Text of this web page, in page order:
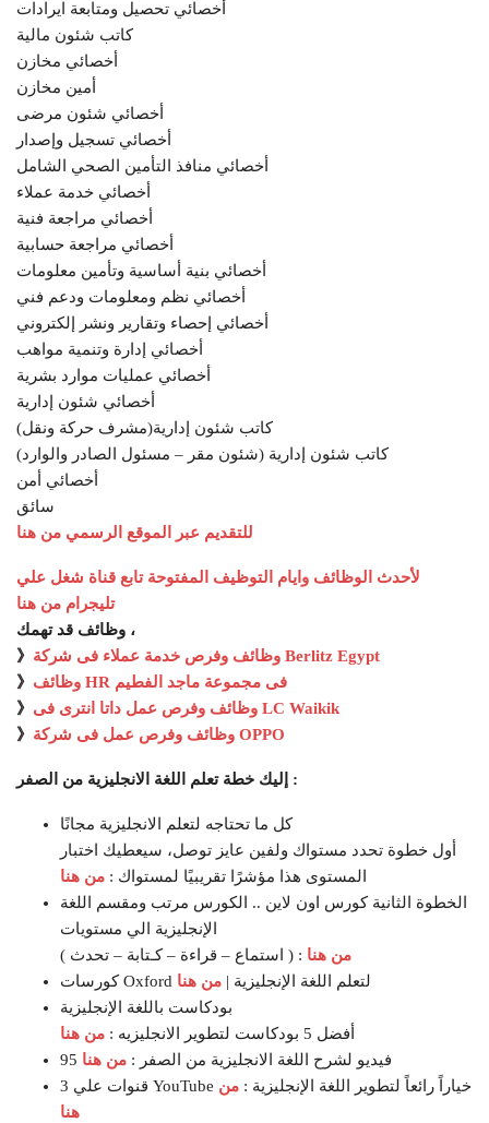
أخصائي تحصيل ومتابعة ايرادات
كاتب شئون مالية
أخصائي مخازن
أمين مخازن
أخصائي شئون مرضى
أخصائي تسجيل وإصدار
أخصائي منافذ التأمين الصحي الشامل
أخصائي خدمة عملاء
أخصائي مراجعة فنية
أخصائي مراجعة حسابية
أخصائي بنية أساسية وتأمين معلومات
أخصائي نظم ومعلومات ودعم فني
أخصائي إحصاء وتقارير ونشر إلكتروني
أخصائي إدارة وتنمية مواهب
أخصائي عمليات موارد بشرية
أخصائي شئون إدارية
كاتب شئون إدارية(مشرف حركة ونقل)
كاتب شئون إدارية (شئون مقر – مسئول الصادر والوارد)
أخصائي أمن
سائق
للتقديم عبر الموقع الرسمي من هنا
لأحدث الوظائف وايام التوظيف المفتوحة تابع قناة شغل علي
تليجرام من هنا
وظائف قد تهمك ،
》
وظائف وفرص خدمة عملاء فى شركة Berlitz Egypt
》
وظائف HR فى مجموعة ماجد الفطيم
》
وظائف وفرص عمل داتا انترى فى LC Waikik
》
وظائف وفرص عمل فى شركة OPPO
إليك خطة تعلم اللغة الانجليزية من الصفر :
كل ما تحتاجه لتعلم الانجليزية مجانًا
أول خطوة تحدد مستواك ولفين عايز توصل، سيعطيك اختبار
المستوى هذا مؤشرًا تقريبيًا لمستواك : من هنا
الخطوة الثانية كورس اون لاين .. الكورس مرتب ومقسم اللغة
الإنجليزية الي مستويات
( استماع – قراءة – كـتابة – تحدث ) : من هنا
كورسات Oxford لتعلم اللغة الإنجليزية | من هنا
بودكاست باللغة الإنجليزية
أفضل 5 بودكاست لتطوير الانجليزيه :
من هنا
95 فيديو لشرح اللغة الانجليزية من الصفر : من هنا
3 قنوات علي YouTube خياراً رائعاً لتطوير اللغة الإنجليزية : من
هنا